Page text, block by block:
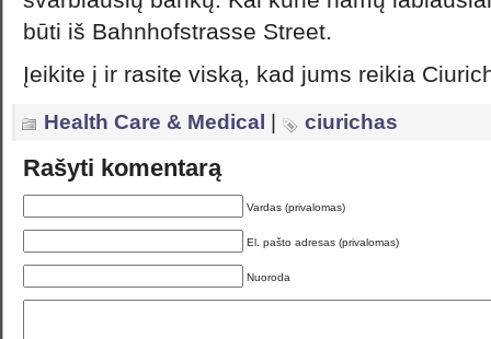
būti iš Bahnhofstrasse Street.
Įeikite į ir rasite viską, kad jums reikia
Health Care & Medical ciurichas
Rašyti komentarą
Vardas (privalomas)
El. pašto adresas (privalomas)
Nuoroda